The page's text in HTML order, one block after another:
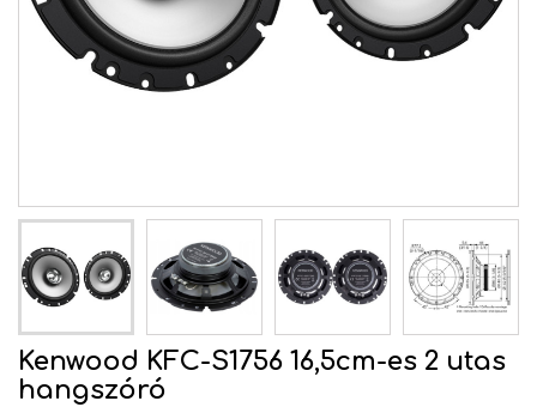
Kenwood KFC-S1756 16,5cm-es 2 utas
hangszóró